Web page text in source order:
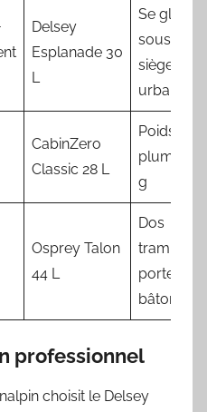
Delsey
Esplanade 30
L
Se glisse
sous le
siège,
urbain
CabinZero
Classic 28 L
Poids
plume
g
Osprey Talon
44 L
Dos
porte-
bâtons
professionnel
choisit le Delsey